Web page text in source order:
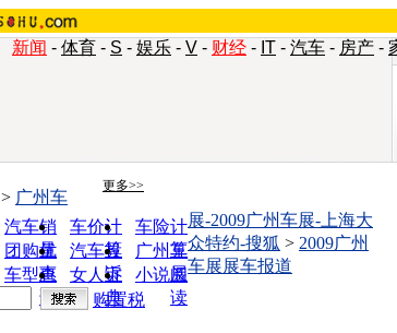
新闻 - 体育 - S - 娱乐 - V - 财经 - IT - 汽车 - 房产 -
更多>>
汽车销
量
车价计
算
车险计
算
团购优
惠
汽车投
诉
广州车
展
车型查
询
女人宝
典
小说阅
读
> 广州车
展-2009广州车展-上海大
众特约-搜狐 > 2009广州
车展展车报道
购置税